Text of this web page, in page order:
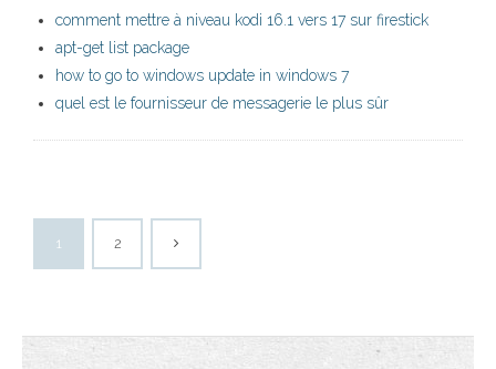
comment mettre à niveau kodi 16.1 vers 17 sur firestick
apt-get list package
how to go to windows update in windows 7
quel est le fournisseur de messagerie le plus sûr
1 2